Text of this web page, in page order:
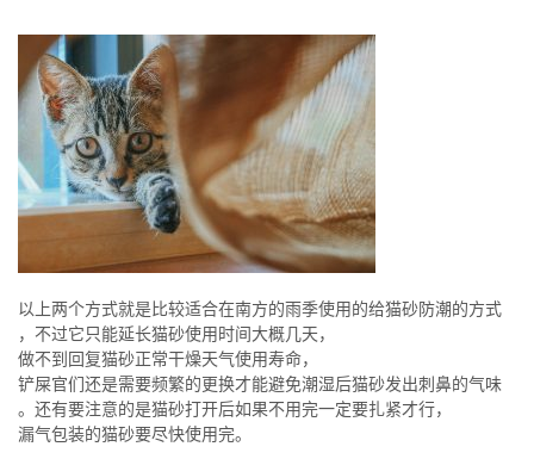
以上两个方式就是比较适合在南方的雨季使用的给猫砂防潮的方式
，不过它只能延长猫砂使用时间大概几天，
做不到回复猫砂正常干燥天气使用寿命，
铲屎官们还是需要频繁的更换才能避免潮湿后猫砂发出刺鼻的气味
。还有要注意的是猫砂打开后如果不用完一定要扎紧才行，
漏气包装的猫砂要尽快使用完。